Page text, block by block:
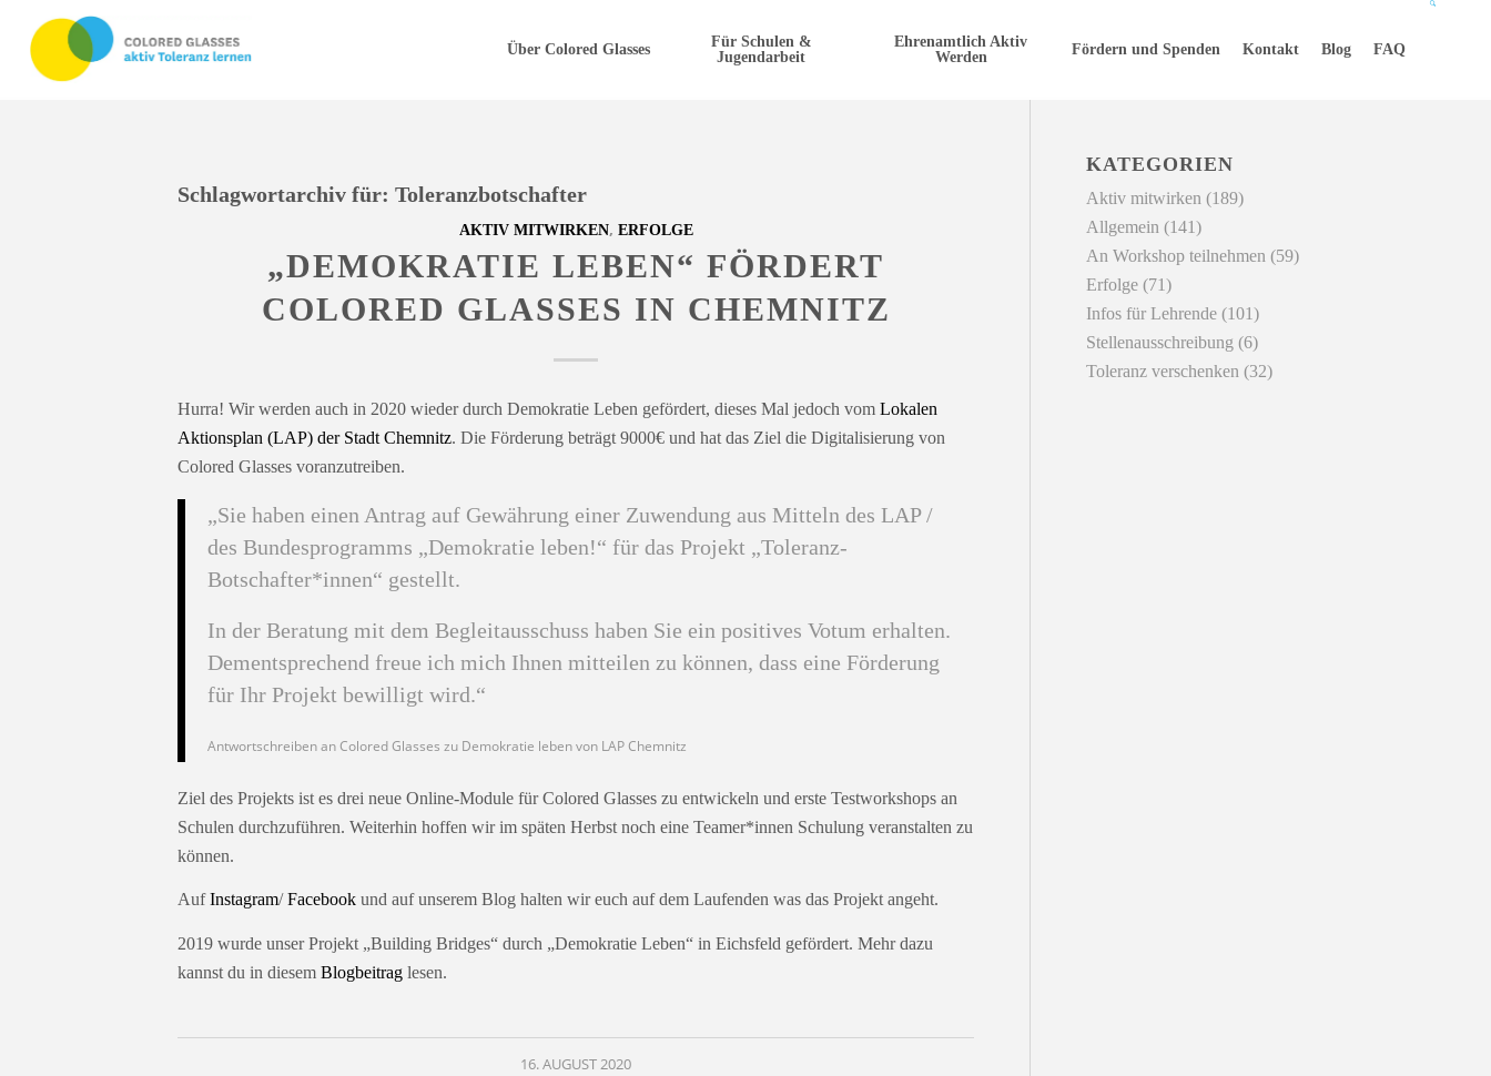
Über Colored Glasses
Für Schulen &
Jugendarbeit
Ehrenamtlich Aktiv
Werden
Fördern und Spenden Kontakt Blog FAQ
Schlagwortarchiv für: Toleranzbotschafter
AKTIV MITWIRKEN, ERFOLGE
„DEMOKRATIE LEBEN“ FÖRDERT
COLORED GLASSES IN CHEMNITZ
Hurra! Wir werden auch in 2020 wieder durch Demokratie Leben gefördert, dieses Mal jedoch vom Lokalen
Aktionsplan (LAP) der Stadt Chemnitz. Die Förderung beträgt 9000€ und hat das Ziel die Digitalisierung von
Colored Glasses voranzutreiben.
„Sie haben einen Antrag auf Gewährung einer Zuwendung aus Mitteln des LAP /
des Bundesprogramms „Demokratie leben!“ für das Projekt „Toleranz-
Botschafter*innen“ gestellt.
In der Beratung mit dem Begleitausschuss haben Sie ein positives Votum erhalten.
Dementsprechend freue ich mich Ihnen mitteilen zu können, dass eine Förderung
für Ihr Projekt bewilligt wird.“
Antwortschreiben an Colored Glasses zu Demokratie leben von LAP Chemnitz
Ziel des Projekts ist es drei neue Online-Module für Colored Glasses zu entwickeln und erste Testworkshops an
Schulen durchzuführen. Weiterhin hoffen wir im späten Herbst noch eine Teamer*innen Schulung veranstalten zu
können.
AufInstagram/Facebook und auf unserem Blog halten wir euch auf dem Laufenden was das Projekt angeht.
2019 wurde unser Projekt „Building Bridges“ durch „Demokratie Leben“ in Eichsfeld gefördert. Mehr dazu
kannst du in diesem Blogbeitrag lesen.
16. AUGUST 2020
KATEGORIEN
Aktiv mitwirken (189)
Allgemein (141)
An Workshop teilnehmen (59)
Erfolge (71)
Infos für Lehrende (101)
Stellenausschreibung (6)
Toleranz verschenken (32)